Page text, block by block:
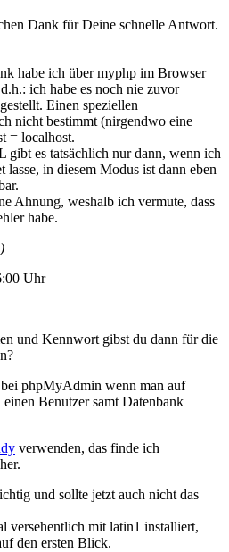
Dank für Deine schnelle Antwort.
habe ich über myphp im Browser
ich habe es noch nie zuvor
Einen speziellen
nicht bestimmt (nirgendwo eine
= localhost.
gibt es tatsächlich nur dann, wenn ich
lasse, in diesem Modus ist dann eben
Ahnung, weshalb ich vermute, dass
habe.
Uhr
und Kennwort gibst du dann für die
bei phpMyAdmin wenn man auf
Benutzer samt Datenbank
verwenden, das finde ich
und sollte jetzt auch nicht das
versehentlich mit latin1 installiert,
den ersten Blick.